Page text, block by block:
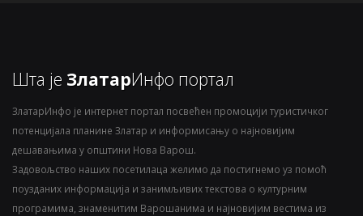
Шта је ЗлатарИнфо портал
ЗлатарИнфо је интернет портал посвећен промоцији туристичког
потенцијала планине Златар и информисању о најновијим
дешавањима у општини Нова Варош.
Задовољство наших посетилаца желимо да постигнемо уз помоћ
поузданих информација и занимљивих текстова о културним
програмима, знаменитим Варошанима и најновијим вестима из